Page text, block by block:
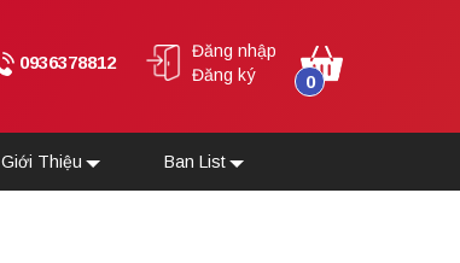
0936378812
Đăng nhập
Đăng ký
0
Giới Thiệu Ban List